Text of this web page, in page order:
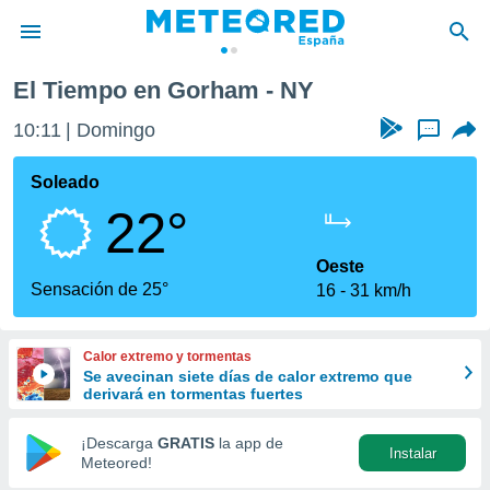
de
por
que se
calidad.
a este
las
y
forma
digital
basada
El Tiempo en Gorham - NY
10:11 Domingo ...
Soleado
22°
Sensación de 25°
Oeste
16
31 km/h
Calor extremo y tormentas
Se avecinan siete días de calor extremo que
derivará en tormentas fuertes
¡Descarga GRATIS la app de
Meteored!
Instalar